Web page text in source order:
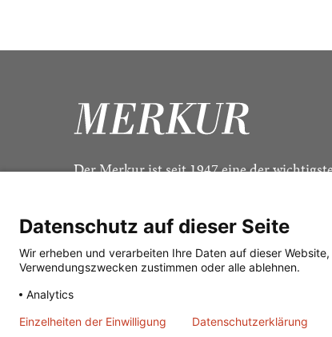
Der Merkur ist seit 1947 eine der
Datenschutz auf dieser Seite
Wir erheben und verarbeiten Ihre Daten auf dieser
Verwendungszwecken zustimmen oder alle ablehnen.
Analytics
Einzelheiten der Einwilligung Datenschutzerklärung